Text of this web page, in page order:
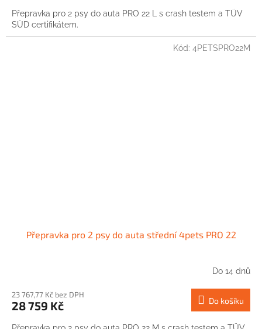
Přepravka pro 2 psy do auta PRO 22 L s crash testem a TÜV
SÜD certifikátem.
Přepravka pro 2 psy do auta střední 4pets PRO 22
Do 14 dnů
23 767,77 Kč bez DPH
28 759 Kč Do košíku
Kód: 4PETSPRO22M